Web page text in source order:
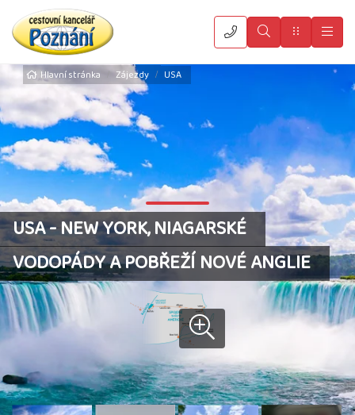
VyhledatMenu
Hlavní stránka Zájezdy USA
USA - NEW YORK, NIAGARSKÉ
VODOPÁDY A POBŘEŽÍ NOVÉ ANGLIE
24
fotografií